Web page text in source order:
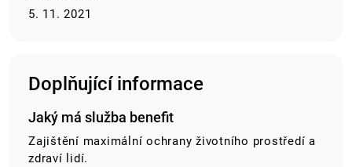
5. 11. 2021
Doplňující informace
Jaký má služba benefit
Zajištění maximální ochrany životního prostředí a
zdraví lidí.